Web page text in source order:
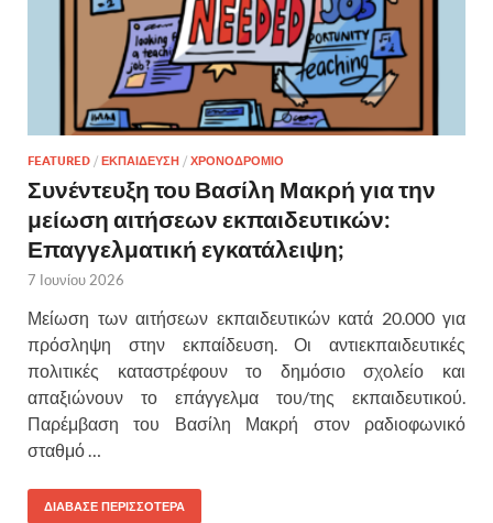
FEATURED / ΕΚΠΑΙΔΕΥΣΗ / ΧΡΟΝΟΔΡΟΜΙΟ
Συνέντευξη του Βασίλη Μακρή για την
μείωση αιτήσεων εκπαιδευτικών:
Επαγγελματική εγκατάλειψη;
7 Ιουνίου 2026
Μείωση των αιτήσεων εκπαιδευτικών κατά 20.000 για
πρόσληψη στην εκπαίδευση. Οι αντιεκπαιδευτικές
πολιτικές καταστρέφουν το δημόσιο σχολείο και
απαξιώνουν το επάγγελμα του/της εκπαιδευτικού.
Παρέμβαση του Βασίλη Μακρή στον ραδιοφωνικό
σταθμό …
ΔΙΑΒΑΣΕ ΠΕΡΙΣΣΟΤΕΡΑ